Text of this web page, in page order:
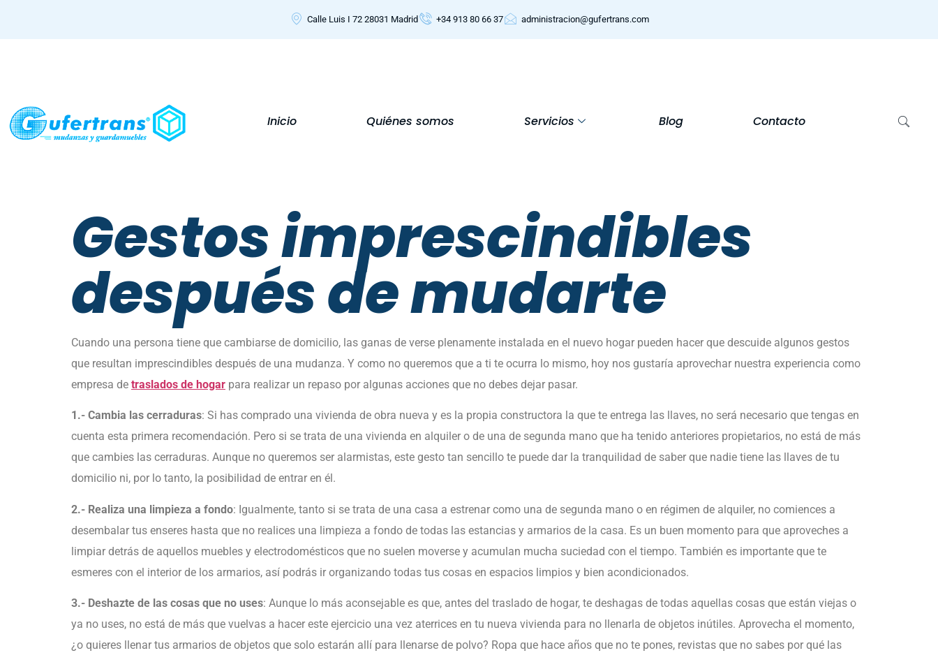
Calle Luis I 72 28031 Madrid +34 913 80 66 37 administracion@gufertrans.com
Inicio Quiénes somos Servicios Blog Contacto
Gestos imprescindibles
después de mudarte
Cuando una persona tiene que cambiarse de domicilio, las ganas de verse plenamente instalada en el nuevo hogar pueden hacer que descuide algunos gestos
que resultan imprescindibles después de una mudanza. Y como no queremos que a ti te ocurra lo mismo, hoy nos gustaría aprovechar nuestra experiencia como
empresa de traslados de hogar para realizar un repaso por algunas acciones que no debes dejar pasar.
1.- Cambia las cerraduras: Si has comprado una vivienda de obra nueva y es la propia constructora la que te entrega las llaves, no será necesario que tengas en
cuenta esta primera recomendación. Pero si se trata de una vivienda en alquiler o de una de segunda mano que ha tenido anteriores propietarios, no está de más
que cambies las cerraduras. Aunque no queremos ser alarmistas, este gesto tan sencillo te puede dar la tranquilidad de saber que nadie tiene las llaves de tu
domicilio ni, por lo tanto, la posibilidad de entrar en él.
2.- Realiza una limpieza a fondo: Igualmente, tanto si se trata de una casa a estrenar como una de segunda mano o en régimen de alquiler, no comiences a
desembalar tus enseres hasta que no realices una limpieza a fondo de todas las estancias y armarios de la casa. Es un buen momento para que aproveches a
limpiar detrás de aquellos muebles y electrodomésticos que no suelen moverse y acumulan mucha suciedad con el tiempo. También es importante que te
esmeres con el interior de los armarios, así podrás ir organizando todas tus cosas en espacios limpios y bien acondicionados.
3.- Deshazte de las cosas que no uses: Aunque lo más aconsejable es que, antes del traslado de hogar, te deshagas de todas aquellas cosas que están viejas o
ya no uses, no está de más que vuelvas a hacer este ejercicio una vez aterrices en tu nueva vivienda para no llenarla de objetos inútiles. Aprovecha el momento,
¿o quieres llenar tus armarios de objetos que solo estarán allí para llenarse de polvo? Ropa que hace años que no te pones, revistas que no sabes por qué las